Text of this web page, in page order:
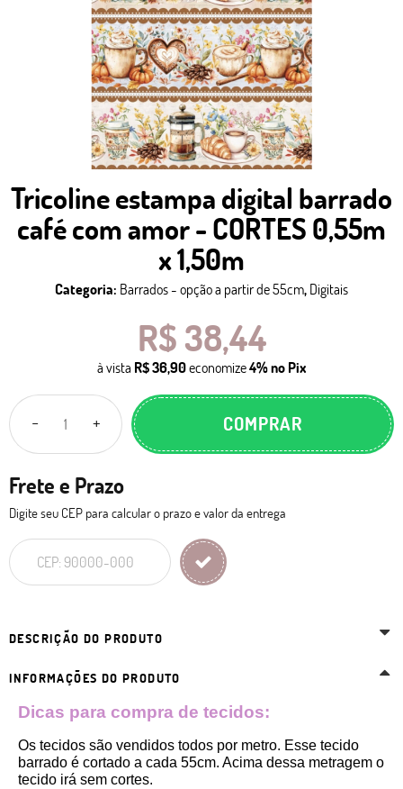
Tricoline estampa digital barrado
café com amor - CORTES 0,55m
x 1,50m
Categoria: Barrados - opção a partir de 55cm, Digitais
R$ 38,44
à vista R$ 36,90economize4%no Pix
COMPRAR
Frete e Prazo
Digite seu CEP para calcular o prazo e valor da entrega
DESCRIÇÃO DO PRODUTO
INFORMAÇÕES DO PRODUTO
Dicas para compra de tecidos:
Os tecidos são vendidos todos por metro. Esse tecido
barrado é cortado a cada 55cm. Acima dessa metragem o
tecido irá sem cortes.